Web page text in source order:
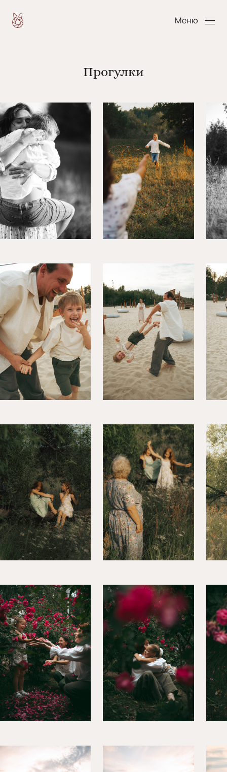
Меню
Прогулки